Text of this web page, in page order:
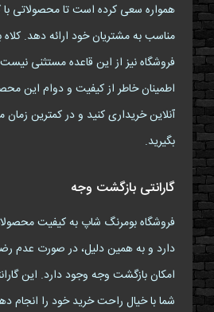
همواره سعی کرده است تا محصولاتی با
مناسب به مشتریان خود ارائه دهد.
فروشگاه نیز از این قاعده مستثنی
اطمینان خاطر از کیفیت و دوام این
آنلاین خریداری کنید و در کمترین
بگیرید.
گارانتی بازگشت وجه
فروشگاه بومرنگ شاپ به کیفیت
دارد و به همین دلیل، در صورت عدم
امکان بازگشت وجه وجود دارد. این
شما با خیال راحت خرید خود را انجام